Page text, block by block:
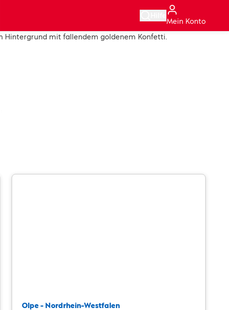
Mein Konto
Olpe - Nordrhein-Westfalen